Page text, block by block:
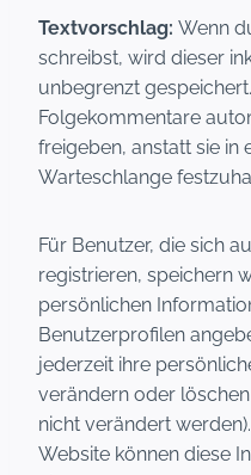
Textvorschlag: Wenn
schreibst, wird dieser
unbegrenzt
Folgekommentare
freigeben, anstatt sie in
Warteschlange
Für Benutzer, die sich
registrieren, speichern
persönlichen
Benutzerprofilen
jederzeit ihre
verändern oder
nicht verändert
Website können diese